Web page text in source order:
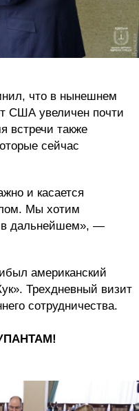
что в нынешнем
США увеличен почти
встречи также
сейчас
и касается
Мы хотим
в дальнейшем», —
американский
Трехдневный визит
сотрудничества.